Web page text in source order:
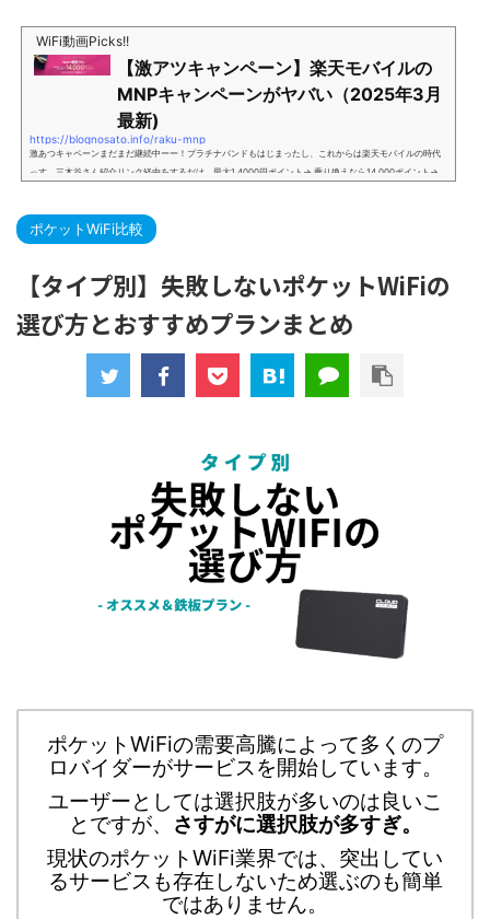
WiFi動画Picks!!
【激アツキャンペーン】楽天モバイルの
MNPキャンペーンがヤバい（2025年3月
最新)
https://blognosato.info/raku-mnp
激あつキャペーンまだまだ継続中ーー！プラチナバンドもはじまったし、これからは楽天モバイルの時代
っす。三木谷さん紹介リンク経由をするだけ。最大1,4000円ポイント→ 乗り換えなら14,000ポイント→
け」とも思えるポイントばら撒きキャンペーンを発動してきました。■キャンペーン概要三木谷社長の特
別招待ページから楽天モバイ...
ポケットWiFi比較
【タイプ別】失敗しないポケットWiFiの
選び方とおすすめプランまとめ
ポケットWiFiの需要高騰によって多くのプ
ロバイダーがサービスを開始しています。
ユーザーとしては選択肢が多いのは良いこ
とですが、
さすがに選択肢が多すぎ。
現状のポケットWiFi業界では、突出してい
るサービスも存在しないため選ぶのも簡単
ではありません。